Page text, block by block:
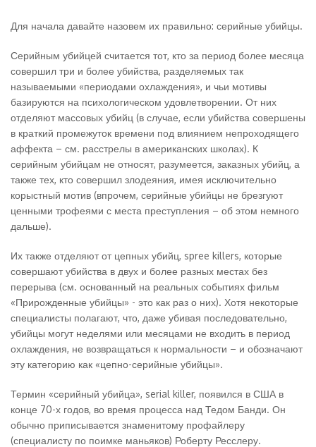
Для начала давайте назовем их правильно: серийные убийцы.
Серийным убийцей считается тот, кто за период более месяца
совершил три и более убийства, разделяемых так
называемыми «периодами охлаждения», и чьи мотивы
базируются на психологическом удовлетворении. От них
отделяют массовых убийц (в случае, если убийства совершены
в краткий промежуток времени под влиянием непроходящего
аффекта – см. расстрелы в американских школах). К
серийным убийцам не относят, разумеется, заказных убийц, а
также тех, кто совершил злодеяния, имея исключительно
корыстный мотив (впрочем, серийные убийцы не брезгуют
ценными трофеями с места преступления – об этом немного
дальше).
Их также отделяют от цепных убийц, spree killers, которые
совершают убийства в двух и более разных местах без
перерыва (см. основанный на реальных событиях фильм
«Прирожденные убийцы» - это как раз о них). Хотя некоторые
специалисты полагают, что, даже убивая последовательно,
убийцы могут неделями или месяцами не входить в период
охлаждения, не возвращаться к нормальности – и обозначают
эту категорию как «цепно-серийные убийцы».
Термин «серийный убийца», serial killer, появился в США в
конце 70-х годов, во время процесса над Тедом Банди. Он
обычно приписывается знаменитому профайлеру
(специалисту по поимке маньяков) Роберту Ресслеру.